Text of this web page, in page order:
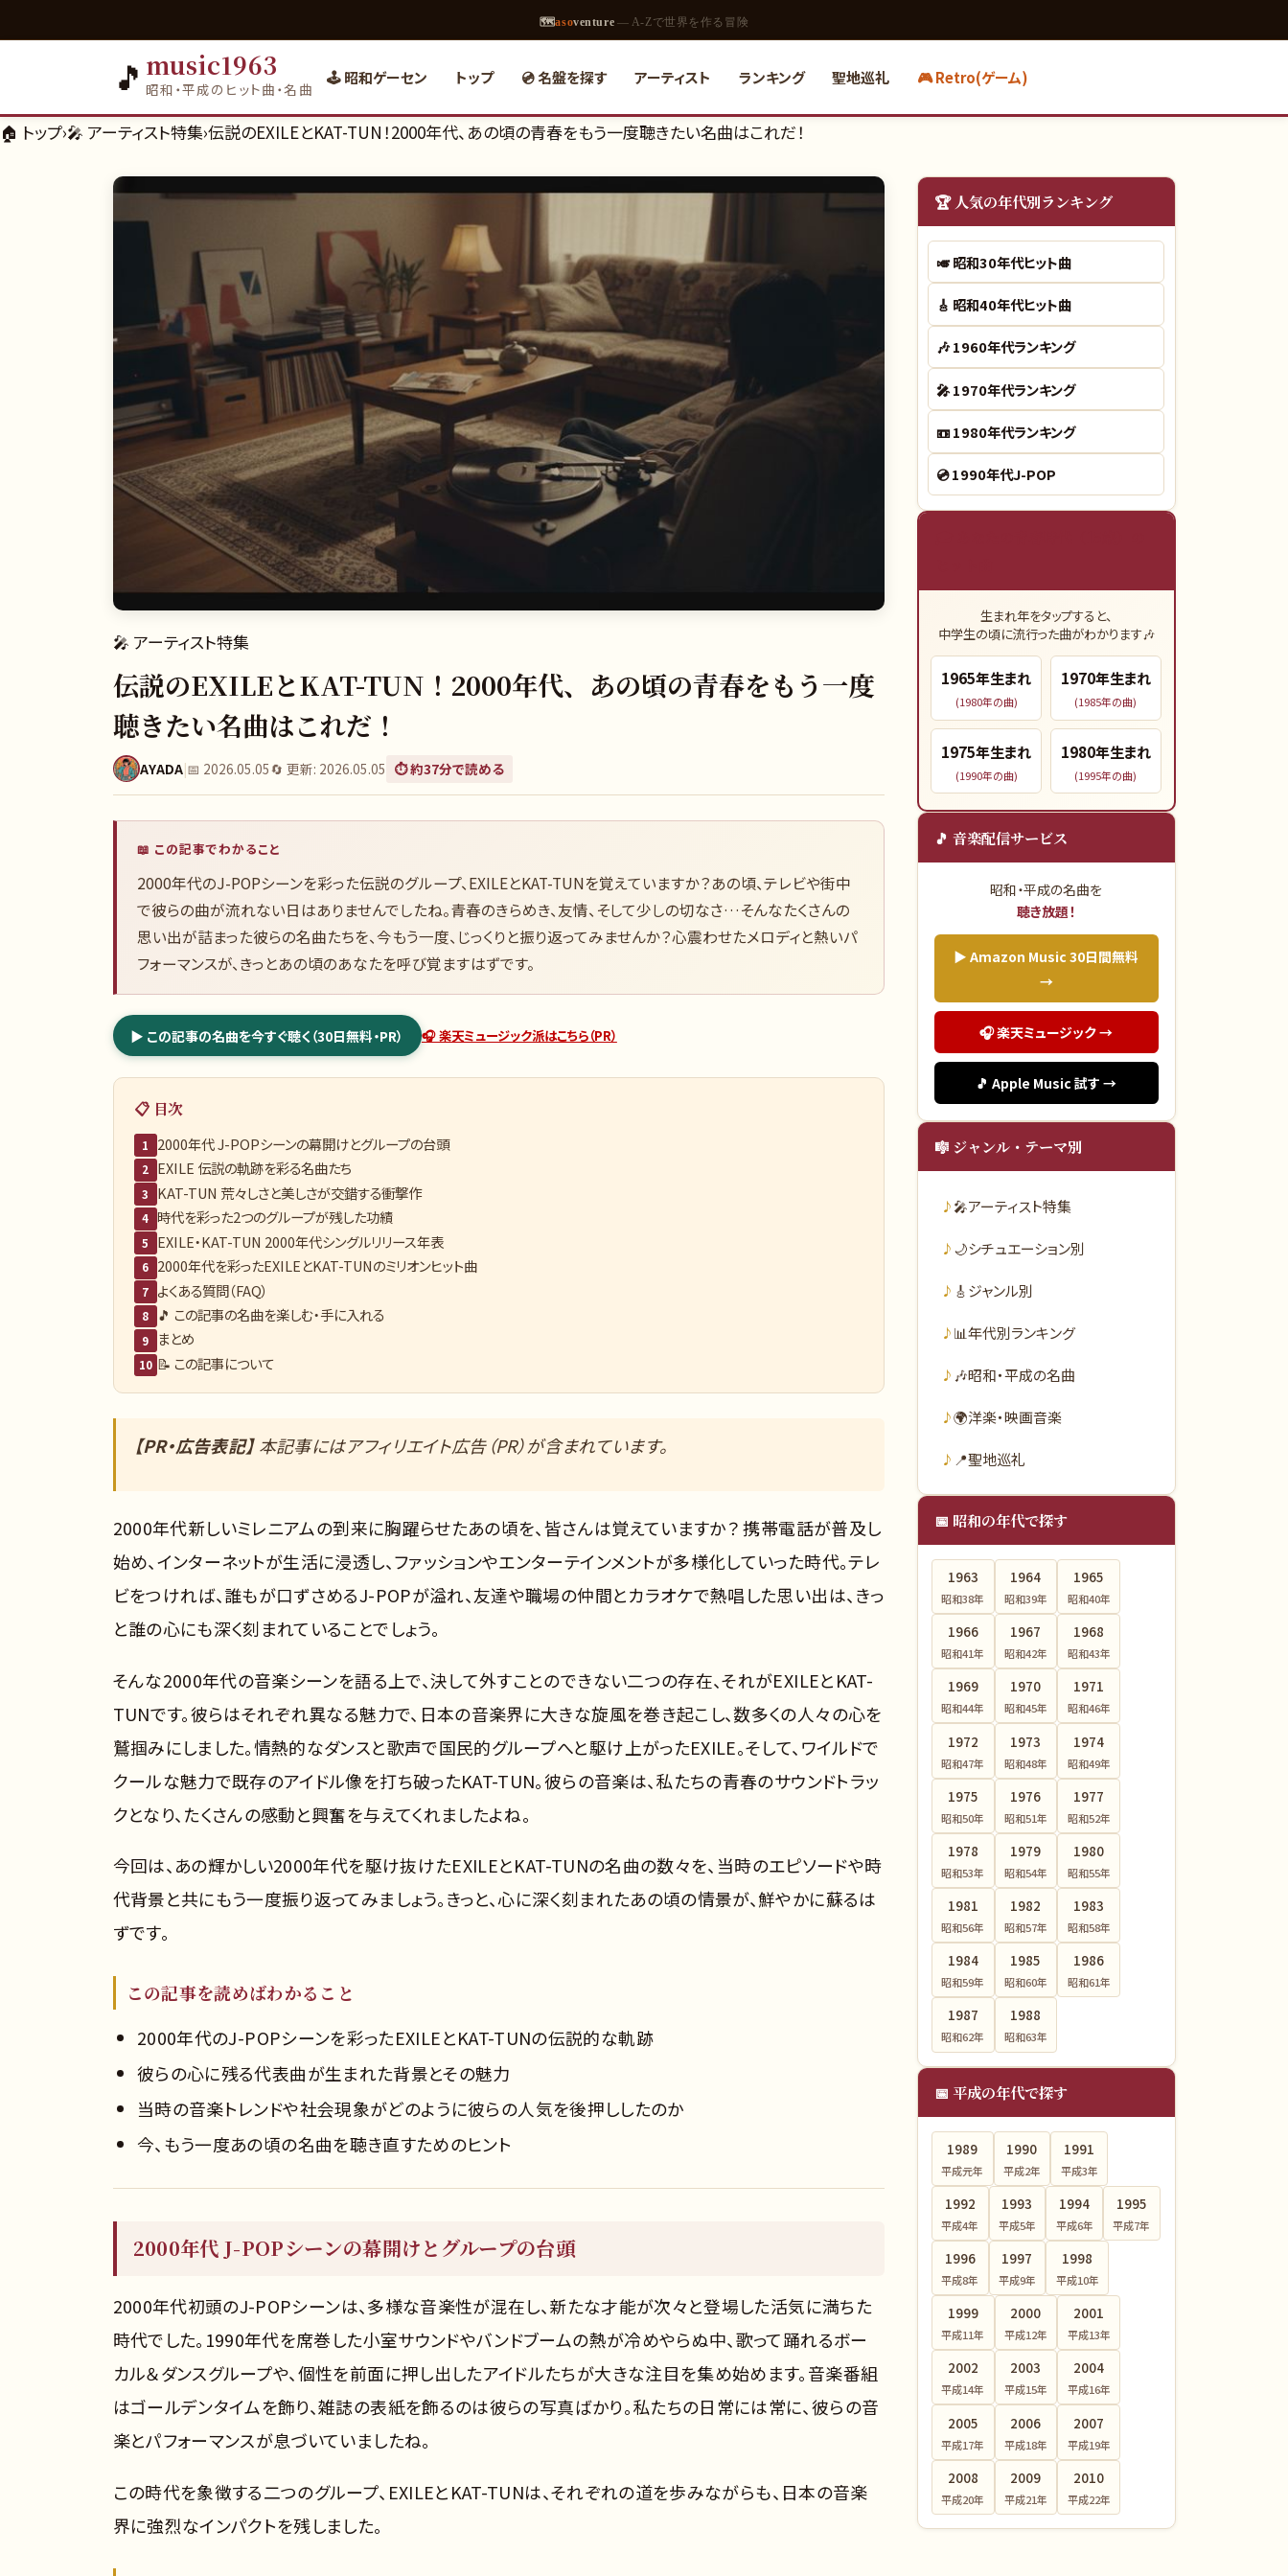
🗺asoventure — A-Zで世界を作る冒険
🎵 music1963
昭和・平成のヒット曲・名曲
🕹️ 昭和ゲーセン トップ 💿 名盤を探す アーティスト ランキング 聖地巡礼 🎮 Retro(ゲーム)
🏠 トップ›🎤 アーティスト特集›伝説のEXILEとKAT-TUN！2000年代、あの頃の青春をもう一度聴きたい名曲はこれだ！
🎤 アーティスト特集
伝説のEXILEとKAT-TUN！2000年代、あの頃の青春をもう一度
聴きたい名曲はこれだ！
AYADA|📅 2026.05.05🔄 更新: 2026.05.05 ⏱️ 約37分で読める
📖 この記事でわかること
2000年代のJ-POPシーンを彩った伝説のグループ、EXILEとKAT-TUNを覚えていますか？あの頃、テレビや街中
で彼らの曲が流れない日はありませんでしたね。青春のきらめき、友情、そして少しの切なさ…そんなたくさんの
思い出が詰まった彼らの名曲たちを、今もう一度、じっくりと振り返ってみませんか？心震わせたメロディと熱いパ
フォーマンスが、きっとあの頃のあなたを呼び覚ますはずです。
▶ この記事の名曲を今すぐ聴く（30日無料・PR） 🎧 楽天ミュージック派はこちら（PR）
📋 目次
1 2000年代 J-POPシーンの幕開けとグループの台頭
2 EXILE 伝説の軌跡を彩る名曲たち
3 KAT-TUN 荒々しさと美しさが交錯する衝撃作
4 時代を彩った2つのグループが残した功績
5 EXILE・KAT-TUN 2000年代シングルリリース年表
6 2000年代を彩ったEXILEとKAT-TUNのミリオンヒット曲
7 よくある質問（FAQ）
8 🎵 この記事の名曲を楽しむ・手に入れる
9 まとめ
10 📝 この記事について
【PR・広告表記】本記事にはアフィリエイト広告（PR）が含まれています。
2000年代――新しいミレニアムの到来に胸躍らせたあの頃を、皆さんは覚えていますか？ 携帯電話が普及し
始め、インターネットが生活に浸透し、ファッションやエンターテインメントが多様化していった時代。テレ
ビをつければ、誰もが口ずさめるJ-POPが溢れ、友達や職場の仲間とカラオケで熱唱した思い出は、きっ
と誰の心にも深く刻まれていることでしょう。
そんな2000年代の音楽シーンを語る上で、決して外すことのできない二つの存在、それがEXILEとKAT-
TUNです。彼らはそれぞれ異なる魅力で、日本の音楽界に大きな旋風を巻き起こし、数多くの人々の心を
鷲掴みにしました。情熱的なダンスと歌声で国民的グループへと駆け上がったEXILE。そして、ワイルドで
クールな魅力で既存のアイドル像を打ち破ったKAT-TUN。彼らの音楽は、私たちの青春のサウンドトラッ
クとなり、たくさんの感動と興奮を与えてくれましたよね。
今回は、あの輝かしい2000年代を駆け抜けたEXILEとKAT-TUNの名曲の数々を、当時のエピソードや時
代背景と共にもう一度振り返ってみましょう。きっと、心に深く刻まれたあの頃の情景が、鮮やかに蘇るは
ずです。
この記事を読めばわかること
2000年代のJ-POPシーンを彩ったEXILEとKAT-TUNの伝説的な軌跡
彼らの心に残る代表曲が生まれた背景とその魅力
当時の音楽トレンドや社会現象がどのように彼らの人気を後押ししたのか
今、もう一度あの頃の名曲を聴き直すためのヒント
2000年代 J-POPシーンの幕開けとグループの台頭
2000年代初頭のJ-POPシーンは、多様な音楽性が混在し、新たな才能が次々と登場した活気に満ちた
時代でした。1990年代を席巻した小室サウンドやバンドブームの熱が冷めやらぬ中、歌って踊れるボー
カル＆ダンスグループや、個性を前面に押し出したアイドルたちが大きな注目を集め始めます。音楽番組
はゴールデンタイムを飾り、雑誌の表紙を飾るのは彼らの写真ばかり。私たちの日常には常に、彼らの音
楽とパフォーマンスが息づいていましたね。
この時代を象徴する二つのグループ、EXILEとKAT-TUNは、それぞれの道を歩みながらも、日本の音楽
界に強烈なインパクトを残しました。
🏆 人気の年代別ランキング
🎺昭和30年代ヒット曲
🎸 昭和40年代ヒット曲
🎶1960年代ランキング
🎤1970年代ランキング
📼1980年代ランキング
💿1990年代J-POP
生まれ年をタップすると、
中学生の頃に流行った曲がわかります🎶
1965年生まれ
(1980年の曲)
1970年生まれ
(1985年の曲)
1975年生まれ
(1990年の曲)
1980年生まれ
(1995年の曲)
🎵 音楽配信サービス
昭和・平成の名曲を
聴き放題！
▶ Amazon Music 30日間無料
→
🎧 楽天ミュージック →
🎵 Apple Music 試す →
🎼 ジャンル・テーマ別
🎤アーティスト特集
🌙シチュエーション別
🎸ジャンル別
📊年代別ランキング
🎶昭和・平成の名曲
🌍洋楽・映画音楽
📍聖地巡礼
📅 昭和の年代で探す
1963
昭和38年
1964
昭和39年
1965
昭和40年
1966
昭和41年
1967
昭和42年
1968
昭和43年
1969
昭和44年
1970
昭和45年
1971
昭和46年
1972
昭和47年
1973
昭和48年
1974
昭和49年
1975
昭和50年
1976
昭和51年
1977
昭和52年
1978
昭和53年
1979
昭和54年
1980
昭和55年
1981
昭和56年
1982
昭和57年
1983
昭和58年
1984
昭和59年
1985
昭和60年
1986
昭和61年
1987
昭和62年
1988
昭和63年
📅 平成の年代で探す
1989
平成元年
1990
平成2年
1991
平成3年
1992
平成4年
1993
平成5年
1994
平成6年
1995
平成7年
1996
平成8年
1997
平成9年
1998
平成10年
1999
平成11年
2000
平成12年
2001
平成13年
2002
平成14年
2003
平成15年
2004
平成16年
2005
平成17年
2006
平成18年
2007
平成19年
2008
平成20年
2009
平成21年
2010
平成22年